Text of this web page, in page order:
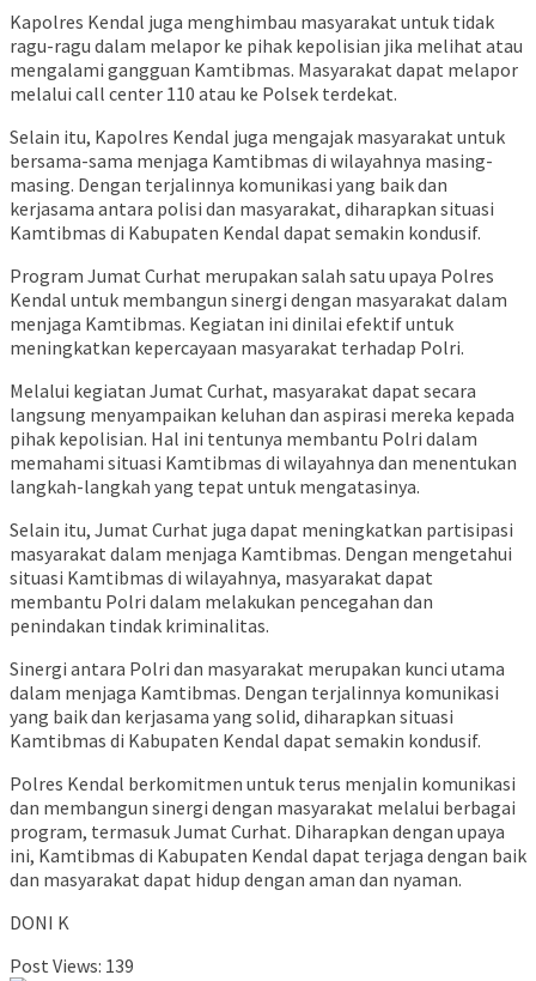
Kapolres Kendal juga menghimbau masyarakat untuk tidak
ragu-ragu dalam melapor ke pihak kepolisian jika melihat atau
mengalami gangguan Kamtibmas. Masyarakat dapat melapor
melalui call center 110 atau ke Polsek terdekat.
Selain itu, Kapolres Kendal juga mengajak masyarakat untuk
bersama-sama menjaga Kamtibmas di wilayahnya masing-
masing. Dengan terjalinnya komunikasi yang baik dan
kerjasama antara polisi dan masyarakat, diharapkan situasi
Kamtibmas di Kabupaten Kendal dapat semakin kondusif.
Program Jumat Curhat merupakan salah satu upaya Polres
Kendal untuk membangun sinergi dengan masyarakat dalam
menjaga Kamtibmas. Kegiatan ini dinilai efektif untuk
meningkatkan kepercayaan masyarakat terhadap Polri.
Melalui kegiatan Jumat Curhat, masyarakat dapat secara
langsung menyampaikan keluhan dan aspirasi mereka kepada
pihak kepolisian. Hal ini tentunya membantu Polri dalam
memahami situasi Kamtibmas di wilayahnya dan menentukan
langkah-langkah yang tepat untuk mengatasinya.
Selain itu, Jumat Curhat juga dapat meningkatkan partisipasi
masyarakat dalam menjaga Kamtibmas. Dengan mengetahui
situasi Kamtibmas di wilayahnya, masyarakat dapat
membantu Polri dalam melakukan pencegahan dan
penindakan tindak kriminalitas.
Sinergi antara Polri dan masyarakat merupakan kunci utama
dalam menjaga Kamtibmas. Dengan terjalinnya komunikasi
yang baik dan kerjasama yang solid, diharapkan situasi
Kamtibmas di Kabupaten Kendal dapat semakin kondusif.
Polres Kendal berkomitmen untuk terus menjalin komunikasi
dan membangun sinergi dengan masyarakat melalui berbagai
program, termasuk Jumat Curhat. Diharapkan dengan upaya
ini, Kamtibmas di Kabupaten Kendal dapat terjaga dengan baik
dan masyarakat dapat hidup dengan aman dan nyaman.
DONI K
Post Views: 139